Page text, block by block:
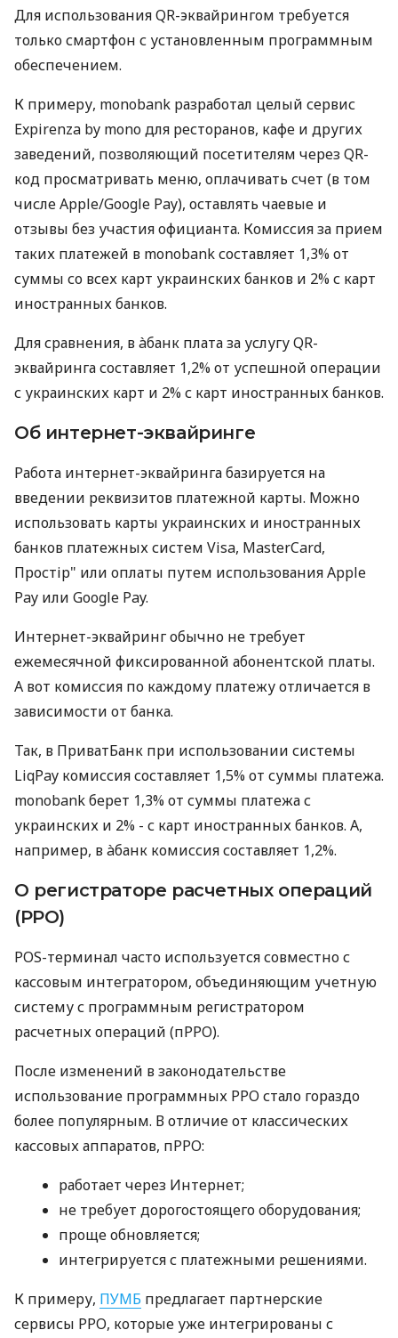
Для использования QR-эквайрингом требуется
только смартфон с установленным программным
обеспечением.
К примеру, monobank разработал целый сервис
Expirenza by mono для ресторанов, кафе и других
заведений, позволяющий посетителям через QR-
код просматривать меню, оплачивать счет (в том
числе Apple/Google Pay), оставлять чаевые и
отзывы без участия официанта. Комиссия за прием
таких платежей в monobank составляет 1,3% от
суммы со всех карт украинских банков и 2% с карт
иностранных банков.
Для сравнения, в àбанк плата за услугу QR-
эквайринга составляет 1,2% от успешной операции
с украинских карт и 2% с карт иностранных банков.
Об интернет-эквайринге
Работа интернет-эквайринга базируется на
введении реквизитов платежной карты. Можно
использовать карты украинских и иностранных
банков платежных систем Visa, MasterCard,
Простір" или оплаты путем использования Apple
Pay или Google Pay.
Интернет-эквайринг обычно не требует
ежемесячной фиксированной абонентской платы.
А вот комиссия по каждому платежу отличается в
зависимости от банка.
Так, в ПриватБанк при использовании системы
LiqPay комиссия составляет 1,5% от суммы платежа.
monobank берет 1,3% от суммы платежа с
украинских и 2% - с карт иностранных банков. А,
например, в àбанк комиссия составляет 1,2%.
О регистраторе расчетных операций
(РРО)
POS-терминал часто используется совместно с
кассовым интегратором, объединяющим учетную
систему с программным регистратором
расчетных операций (пРРО).
После изменений в законодательстве
использование программных РРО стало гораздо
более популярным. В отличие от классических
кассовых аппаратов, пРРО:
работает через Интернет;
не требует дорогостоящего оборудования;
проще обновляется;
интегрируется с платежными решениями.
К примеру, ПУМБ предлагает партнерские
сервисы РРО, которые уже интегрированы с